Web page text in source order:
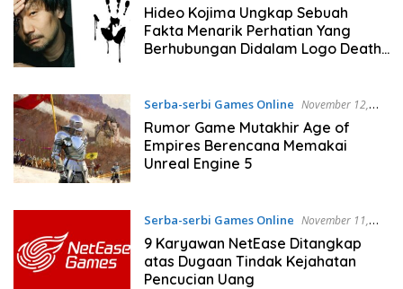
2024
Hideo Kojima Ungkap Sebuah
Fakta Menarik Perhatian Yang
Berhubungan Didalam Logo Death
Serba-serbi Games Online November 12,
2024
Rumor Game Mutakhir Age of
Empires Berencana Memakai
Unreal Engine 5
Serba-serbi Games Online November 11,
2024
9 Karyawan NetEase Ditangkap
atas Dugaan Tindak Kejahatan
Pencucian Uang